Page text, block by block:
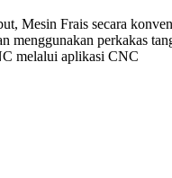
Mesin Frais secara
perkakas
melalui aplikasi CNC